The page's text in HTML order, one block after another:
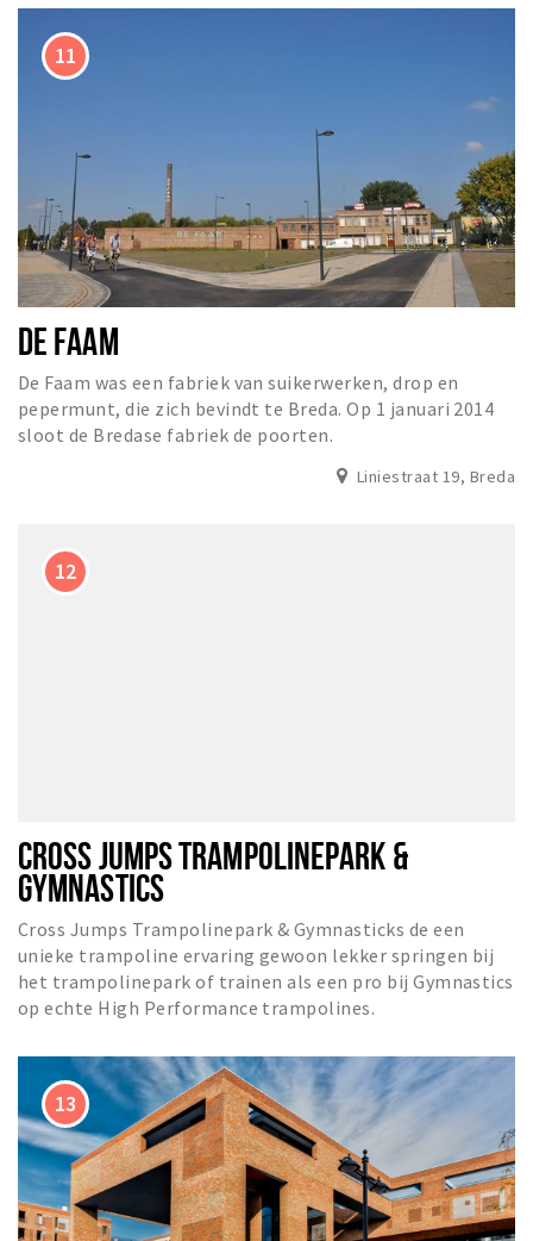
DE FAAM
De Faam was een fabriek van suikerwerken, drop en
pepermunt, die zich bevindt te Breda. Op 1 januari 2014
sloot de Bredase fabriek de poorten.
Liniestraat 19, Breda
CROSS JUMPS TRAMPOLINEPARK &
GYMNASTICS
Cross Jumps Trampolinepark & Gymnasticks de een
unieke trampoline ervaring gewoon lekker springen bij
het trampolinepark of trainen als een pro bij Gymnastics
op echte High Performance trampolines.